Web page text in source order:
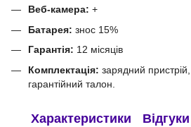
Веб-камера: +
Батарея: знос 15%
Гарантія: 12 місяців
Комплектація: зарядний пристрій,
гарантійний талон.
Характеристики Відгуки